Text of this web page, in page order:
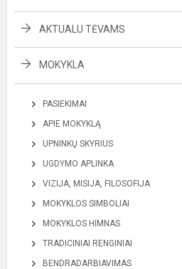
AKTUALU TĖVAMS
MOKYKLA
PASIEKIMAI
APIE MOKYKLĄ
UPNINKŲ SKYRIUS
UGDYMO APLINKA
VIZIJA, MISIJA, FILOSOFIJA
MOKYKLOS SIMBOLIAI
MOKYKLOS HIMNAS
TRADICINIAI RENGINIAI
BENDRADARBIAVIMAS